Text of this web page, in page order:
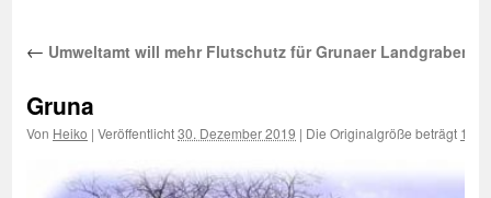
← Umweltamt will mehr Flutschutz für Grunaer Landgraben
Gruna
Von Heiko | Veröffentlicht30. Dezember 2019 | Die Originalgröße beträgt